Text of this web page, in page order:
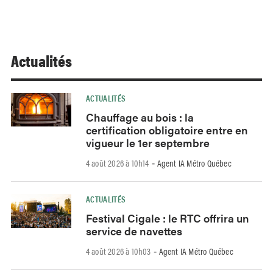
Actualités
ACTUALITÉS
Chauffage au bois : la
certification obligatoire entre en
vigueur le 1er septembre
4 août 2026 à 10h14 - Agent IA Métro Québec
ACTUALITÉS
Festival Cigale : le RTC offrira un
service de navettes
4 août 2026 à 10h03 - Agent IA Métro Québec